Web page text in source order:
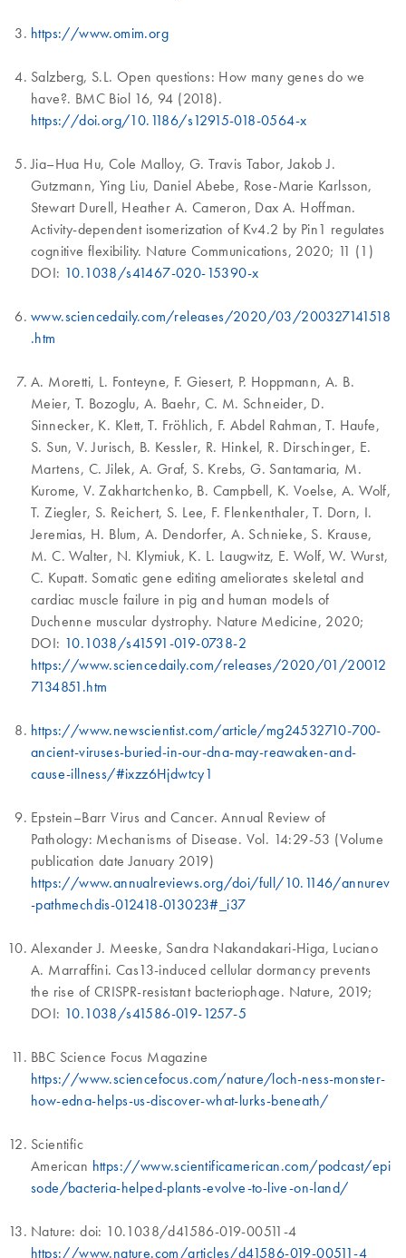
https://www.omim.org
Salzberg, S.L. Open questions: How many genes do we
have?. BMC Biol 16, 94 (2018).
https://doi.org/10.1186/s12915-018-0564-x
Jia–Hua Hu, Cole Malloy, G. Travis Tabor, Jakob J.
Gutzmann, Ying Liu, Daniel Abebe, Rose-Marie Karlsson,
Stewart Durell, Heather A. Cameron, Dax A. Hoffman.
Activity-dependent isomerization of Kv4.2 by Pin1 regulates
cognitive flexibility. Nature Communications, 2020; 11 (1)
DOI: 10.1038/s41467-020-15390-x
www.sciencedaily.com/releases/2020/03/200327141518
.htm
A. Moretti, L. Fonteyne, F. Giesert, P. Hoppmann, A. B.
Meier, T. Bozoglu, A. Baehr, C. M. Schneider, D.
Sinnecker, K. Klett, T. Fröhlich, F. Abdel Rahman, T. Haufe,
S. Sun, V. Jurisch, B. Kessler, R. Hinkel, R. Dirschinger, E.
Martens, C. Jilek, A. Graf, S. Krebs, G. Santamaria, M.
Kurome, V. Zakhartchenko, B. Campbell, K. Voelse, A. Wolf,
T. Ziegler, S. Reichert, S. Lee, F. Flenkenthaler, T. Dorn, I.
Jeremias, H. Blum, A. Dendorfer, A. Schnieke, S. Krause,
M. C. Walter, N. Klymiuk, K. L. Laugwitz, E. Wolf, W. Wurst,
C. Kupatt. Somatic gene editing ameliorates skeletal and
cardiac muscle failure in pig and human models of
Duchenne muscular dystrophy. Nature Medicine, 2020;
DOI: 10.1038/s41591-019-0738-2
https://www.sciencedaily.com/releases/2020/01/20012
7134851.htm
https://www.newscientist.com/article/mg24532710-700-
ancient-viruses-buried-in-our-dna-may-reawaken-and-
cause-illness/#ixzz6Hjdwtcy1
Epstein–Barr Virus and Cancer. Annual Review of
Pathology: Mechanisms of Disease. Vol. 14:29-53 (Volume
publication date January 2019)
https://www.annualreviews.org/doi/full/10.1146/annurev
-pathmechdis-012418-013023#_i37
Alexander J. Meeske, Sandra Nakandakari-Higa, Luciano
A. Marraffini. Cas13-induced cellular dormancy prevents
the rise of CRISPR-resistant bacteriophage. Nature, 2019;
DOI: 10.1038/s41586-019-1257-5
BBC Science Focus Magazine
https://www.sciencefocus.com/nature/loch-ness-monster-
how-edna-helps-us-discover-what-lurks-beneath/
Scientific
American https://www.scientificamerican.com/podcast/epi
sode/bacteria-helped-plants-evolve-to-live-on-land/
Nature: doi: 10.1038/d41586-019-00511-4
https://www.nature.com/articles/d41586-019-00511-4